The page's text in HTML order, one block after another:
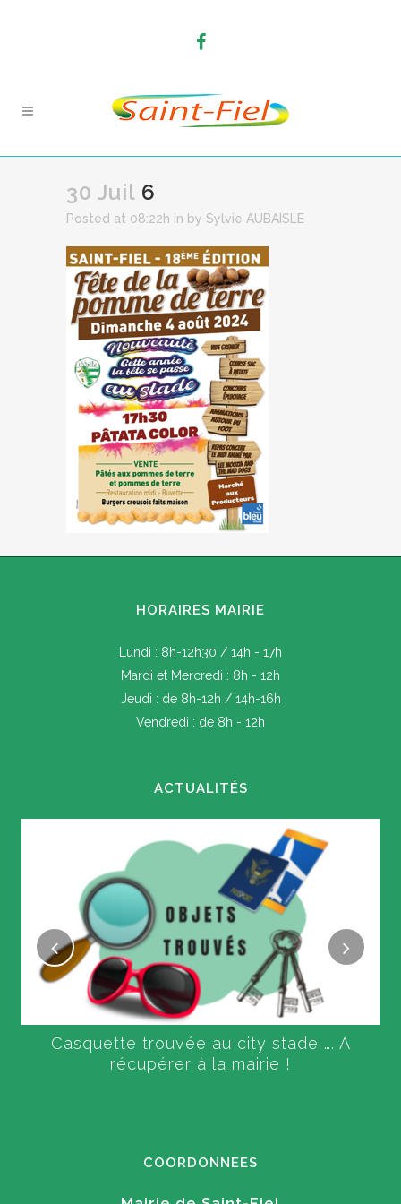
30 Juil 6
Posted at 08:22h in by Sylvie AUBAISLE
HORAIRES MAIRIE
Lundi : 8h-12h30 / 14h - 17h
Mardi et Mercredi : 8h - 12h
Jeudi : de 8h-12h / 14h-16h
Vendredi : de 8h - 12h
ACTUALITÉS
Casquette trouvée au city stade …. A
récupérer à la mairie !
COORDONNEES